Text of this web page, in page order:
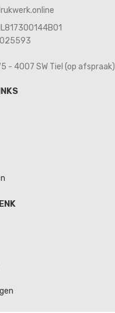
- 4007 SW Tiel (op afspraak)